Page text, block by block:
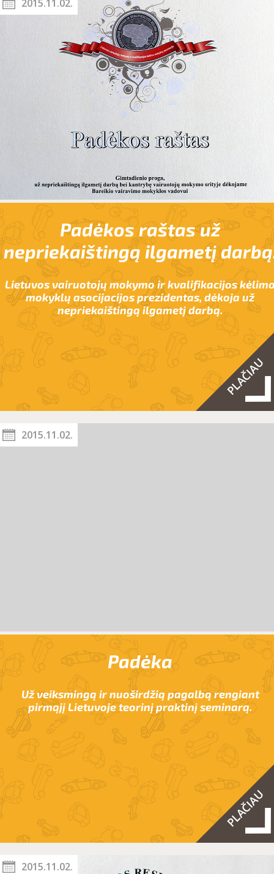
2015.11.02.
Padėkos raštas už
nepriekaištingą ilgametį
Lietuvos vairuotojų mokymo ir kvalifikacijos
mokyklų asocijacijos prezidentas, dėkoja už
nepriekaištingą ilgametį darbą.
2015.11.02.
Padėka
Už veiksmingą ir nuoširdžią pagalbą rengiant
pirmąjį Lietuvoje teorinį praktinį seminarą.
2015.11.02.